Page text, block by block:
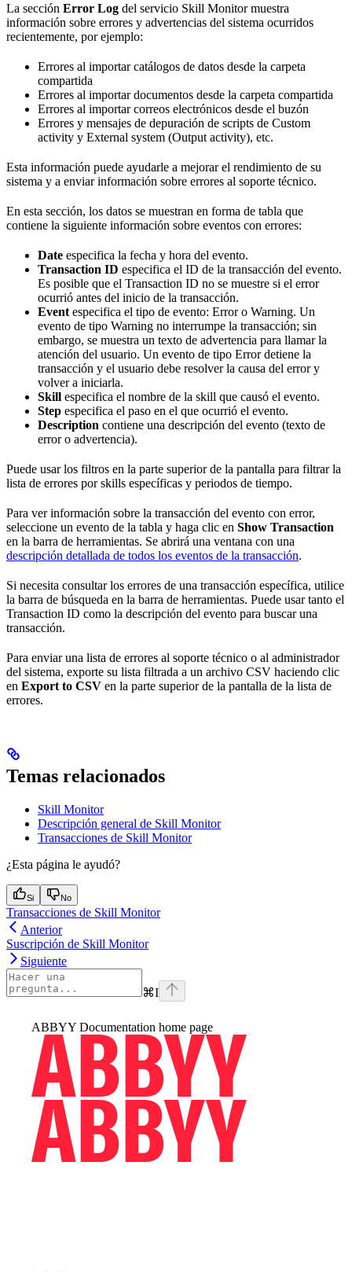
La sección Error Log del servicio Skill Monitor muestra
información sobre errores y advertencias del sistema ocurridos
recientemente, por ejemplo:
Errores al importar catálogos de datos desde la carpeta
compartida
Errores al importar documentos desde la carpeta compartida
Errores al importar correos electrónicos desde el buzón
Errores y mensajes de depuración de scripts de Custom
activity y External system (Output activity), etc.
Esta información puede ayudarle a mejorar el rendimiento de su
sistema y a enviar información sobre errores al soporte técnico.
En esta sección, los datos se muestran en forma de tabla que
contiene la siguiente información sobre eventos con errores:
Date especifica la fecha y hora del evento.
Transaction ID especifica el ID de la transacción del evento.
Es posible que el Transaction ID no se muestre si el error
ocurrió antes del inicio de la transacción.
Event especifica el tipo de evento: Error o Warning. Un
evento de tipo Warning no interrumpe la transacción; sin
embargo, se muestra un texto de advertencia para llamar la
atención del usuario. Un evento de tipo Error detiene la
transacción y el usuario debe resolver la causa del error y
volver a iniciarla.
Skill especifica el nombre de la skill que causó el evento.
Step especifica el paso en el que ocurrió el evento.
Description contiene una descripción del evento (texto de
error o advertencia).
Puede usar los filtros en la parte superior de la pantalla para filtrar la
lista de errores por skills específicas y periodos de tiempo.
Para ver información sobre la transacción del evento con error,
seleccione un evento de la tabla y haga clic en Show Transaction
en la barra de herramientas. Se abrirá una ventana con una
descripción detallada de todos los eventos de la transacción.
Si necesita consultar los errores de una transacción específica, utilice
la barra de búsqueda en la barra de herramientas. Puede usar tanto el
Transaction ID como la descripción del evento para buscar una
transacción.
Para enviar una lista de errores al soporte técnico o al administrador
del sistema, exporte su lista filtrada a un archivo CSV haciendo clic
en Export to CSV en la parte superior de la pantalla de la lista de
errores.
Temas relacionados
Skill Monitor
Descripción general de Skill Monitor
Transacciones de Skill Monitor
¿Esta página le ayudó?
Si No
Transacciones de Skill Monitor
Anterior
Suscripción de Skill Monitor
Siguiente
⌘I
ABBYY Documentation home page